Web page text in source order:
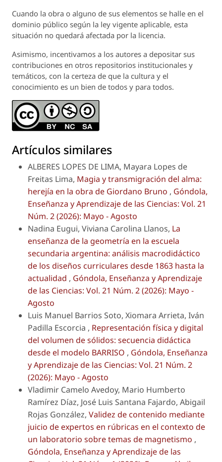
Cuando la obra o alguno de sus elementos se halle en el
dominio público según la ley vigente aplicable, esta
situación no quedará afectada por la licencia.
Asimismo, incentivamos a los autores a depositar sus
contribuciones en otros repositorios institucionales y
temáticos, con la certeza de que la cultura y el
conocimiento es un bien de todos y para todos.
Artículos similares
ALBERES LOPES DE LIMA, Mayara Lopes de
Freitas Lima, Magia y transmigración del alma:
herejía en la obra de Giordano Bruno , Góndola,
Enseñanza y Aprendizaje de las Ciencias: Vol. 21
Núm. 2 (2026): Mayo - Agosto
Nadina Eugui, Viviana Carolina Llanos, La
enseñanza de la geometría en la escuela
secundaria argentina: análisis macrodidáctico
de los diseños curriculares desde 1863 hasta la
actualidad , Góndola, Enseñanza y Aprendizaje
de las Ciencias: Vol. 21 Núm. 2 (2026): Mayo -
Agosto
Luis Manuel Barrios Soto, Xiomara Arrieta, Iván
Padilla Escorcia , Representación física y digital
del volumen de sólidos: secuencia didáctica
desde el modelo BARRISO , Góndola, Enseñanza
y Aprendizaje de las Ciencias: Vol. 21 Núm. 2
(2026): Mayo - Agosto
Vladimir Camelo Avedoy, Mario Humberto
Ramírez Díaz, José Luis Santana Fajardo, Abigail
Rojas González, Validez de contenido mediante
juicio de expertos en rúbricas en el contexto de
un laboratorio sobre temas de magnetismo ,
Góndola, Enseñanza y Aprendizaje de las